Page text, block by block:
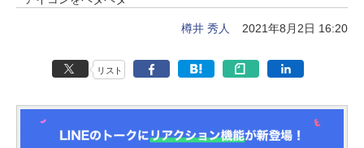
樽井 秀人 2021年8月2日 16:20
リスト